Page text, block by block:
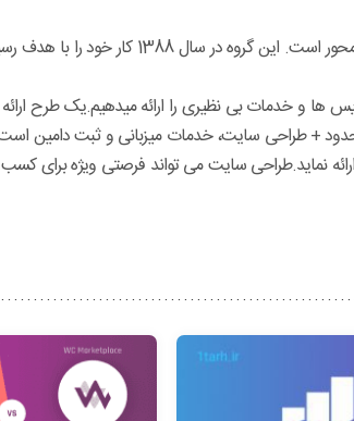
گروه طراحی یک طرح حاصل یک تفکر تحول
ها و خدمات بی نظیری را ارائه میدهیم.یک طرح
نامحدود + طراحی سایت، خدمات میزبانی و ثبت
ارائه نماید.طراحی سایت می تواند فرصتی ویژه برای